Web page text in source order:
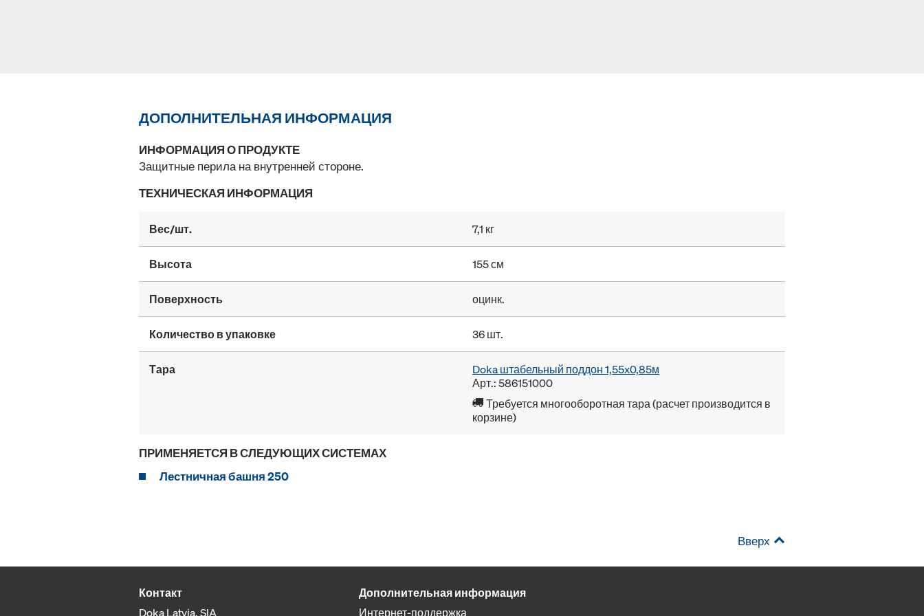
ДОПОЛНИТЕЛЬНАЯ ИНФОРМАЦИЯ
ИНФОРМАЦИЯ О ПРОДУКТЕ
Защитные перила на внутренней стороне.
ТЕХНИЧЕСКАЯ ИНФОРМАЦИЯ
Вес/шт. 7,1 кг
Высота 155 см
Поверхность оцинк.
Количество в упаковке 36 шт.
Тара
Doka штабельный поддон 1,55x0,85м
Арт.: 586151000
Требуется многооборотная тара (расчет производится в
корзине)
ПРИМЕНЯЕТСЯ В СЛЕДУЮЩИХ СИСТЕМАХ
Лестничная башня 250
Вверх
Контакт
Doka Latvia, SIA
Дополнительная информация
Интернет-поддержка